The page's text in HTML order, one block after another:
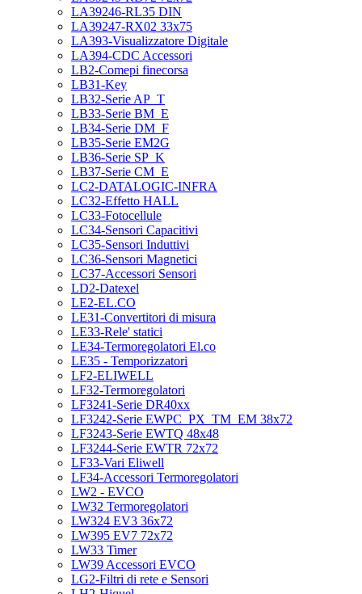
LA39246-RL35 DIN
LA39247-RX02 33x75
LA393-Visualizzatore Digitale
LA394-CDC Accessori
LB2-Comepi finecorsa
LB31-Key
LB32-Serie AP_T
LB33-Serie BM_E
LB34-Serie DM_F
LB35-Serie EM2G
LB36-Serie SP_K
LB37-Serie CM_E
LC2-DATALOGIC-INFRA
LC32-Effetto HALL
LC33-Fotocellule
LC34-Sensori Capacitivi
LC35-Sensori Induttivi
LC36-Sensori Magnetici
LC37-Accessori Sensori
LD2-Datexel
LE2-EL.CO
LE31-Convertitori di misura
LE33-Rele' statici
LE34-Termoregolatori El.co
LE35 - Temporizzatori
LF2-ELIWELL
LF32-Termoregolatori
LF3241-Serie DR40xx
LF3242-Serie EWPC_PX_TM_EM 38x72
LF3243-Serie EWTQ 48x48
LF3244-Serie EWTR 72x72
LF33-Vari Eliwell
LF34-Accessori Termoregolatori
LW2 - EVCO
LW32 Termoregolatori
LW324 EV3 36x72
LW395 EV7 72x72
LW33 Timer
LW39 Accessori EVCO
LG2-Filtri di rete e Sensori